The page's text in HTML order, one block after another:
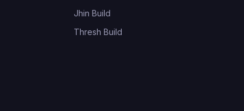
Jhin Build
Thresh Build